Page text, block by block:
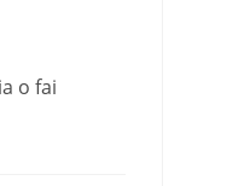
o fai